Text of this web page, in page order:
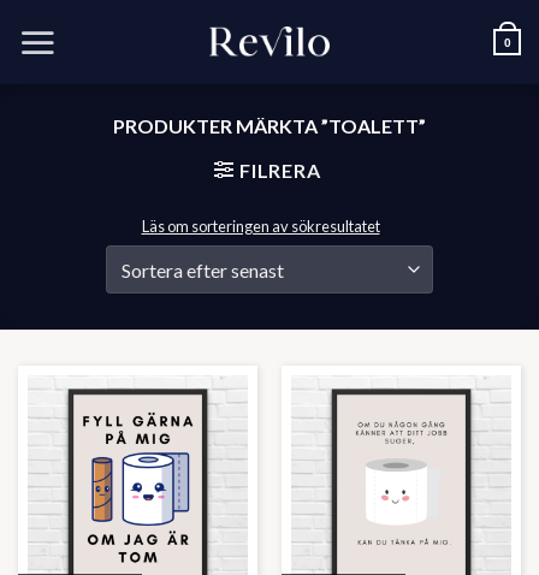
0
PRODUKTER MÄRKTA ”TOALETT”
FILRERA
Läs om sorteringen av sökresultatet